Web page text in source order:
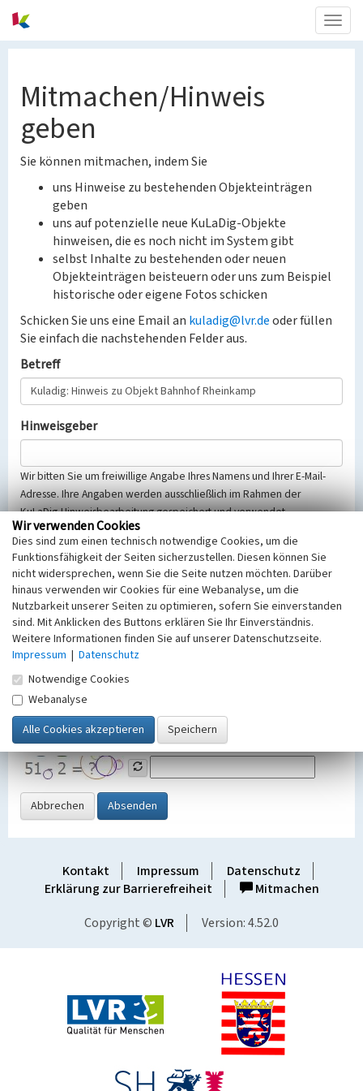
Mitmachen/Hinweis
geben
Sie können mitmachen, indem Sie
uns Hinweise zu bestehenden Objekteinträgen
geben
uns auf potenzielle neue KuLaDig-Objekte
hinweisen, die es noch nicht im System gibt
selbst Inhalte zu bestehenden oder neuen
Objekteinträgen beisteuern oder uns zum Beispiel
historische oder eigene Fotos schicken
Schicken Sie uns eine Email an kuladig@lvr.deoder füllen
Sie einfach die nachstehenden Felder aus.
Betreff
Hinweisgeber
Wir bitten Sie um freiwillige Angabe Ihres Namens und Ihrer E-Mail-
Adresse. Ihre Angaben werden ausschließlich im Rahmen der
KuLaDig-Hinweisbearbeitung gespeichert und verwendet.
Selbstverständlich werden diese entsprechend der Vorschriften des
Telemediengesetzes, des Datenschutzgesetzes NRW und der seit
dem 25.05.2018 gültigen Europäischen Datenschutzgrundverordnung
(EU-DSGVO) vertraulich behandelt, beachten Sie bitte unsere
Hinweise zumDatenschutz
Nachricht
SicherheitsabfrageTragen Sie unten das Rechenergebnis aus der
Grafik ein
Abbrechen Absenden
Kontakt Impressum
Datenschutz
Erklärung zur Barrierefreiheit
Mitmachen
Copyright © LVR Version: 4.52.0
Wir verwenden Cookies
Dies sind zum einen technisch notwendige Cookies, um die
Funktionsfähigkeit der Seiten sicherzustellen. Diesen können Sie
nicht widersprechen, wenn Sie die Seite nutzen möchten. Darüber
hinaus verwenden wir Cookies für eine Webanalyse, um die
Nutzbarkeit unserer Seiten zu optimieren, sofern Sie einverstanden
sind. Mit Anklicken des Buttons erklären Sie Ihr Einverständnis.
Weitere Informationen finden Sie auf unserer Datenschutzseite.
Impressum | Datenschutz
Notwendige Cookies
Webanalyse